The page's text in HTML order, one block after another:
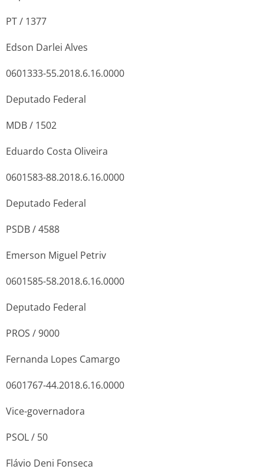
PT / 1377
Edson Darlei Alves
0601333-55.2018.6.16.0000
Deputado Federal
MDB / 1502
Eduardo Costa Oliveira
0601583-88.2018.6.16.0000
Deputado Federal
PSDB / 4588
Emerson Miguel Petriv
0601585-58.2018.6.16.0000
Deputado Federal
PROS / 9000
Fernanda Lopes Camargo
0601767-44.2018.6.16.0000
Vice-governadora
PSOL / 50
Flávio Deni Fonseca